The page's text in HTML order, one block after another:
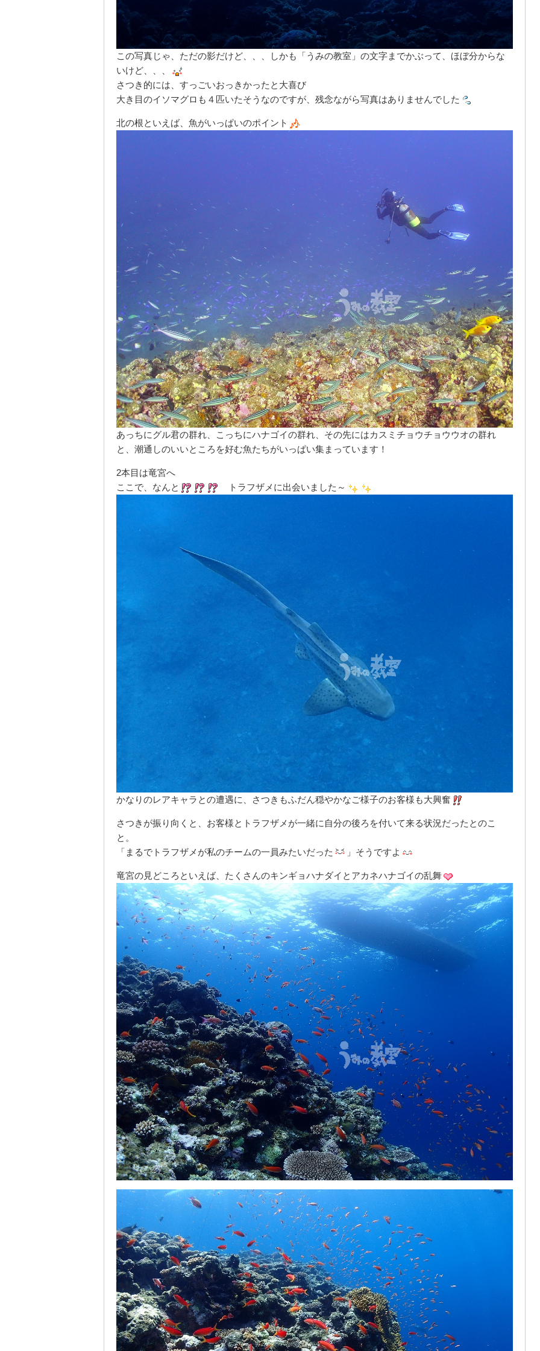
この写真じゃ、ただの影だけど、、、しかも「うみの教室」の文字までかぶって、ほぼ分からな
いけど、、、
さつき的には、すっごいおっきかったと大喜び
大き目のイソマグロも４匹いたそうなのですが、残念ながら写真はありませんでした
北の根といえば、魚がいっぱいのポイント
あっちにグル君の群れ、こっちにハナゴイの群れ、その先にはカスミチョウチョウウオの群れ
と、潮通しのいいところを好む魚たちがいっぱい集まっています！
2本目は竜宮へ
ここで、なんと
トラフザメに出会いました～
かなりのレアキャラとの遭遇に、さつきもふだん穏やかなご様子のお客様も大興奮
さつきが振り向くと、お客様とトラフザメが一緒に自分の後ろを付いて来る状況だったとのこ
と。
「まるでトラフザメが私のチームの一員みたいだった
」そうですよ
竜宮の見どころといえば、たくさんのキンギョハナダイとアカネハナゴイの乱舞